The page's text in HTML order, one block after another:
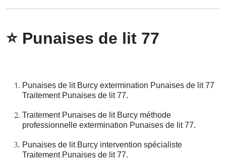
⭐Punaises de lit 77
Punaises de lit Burcy extermination Punaises de lit 77
Traitement Punaises de lit 77.
Traitement Punaises de lit Burcy méthode
professionnelle extermination Punaises de lit 77.
Punaises de lit Burcy intervention spécialiste
Traitement Punaises de lit 77.